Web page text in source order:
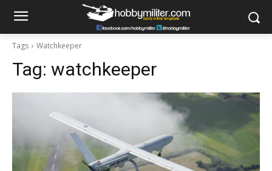
Tags Watchkeeper
Tag: watchkeeper